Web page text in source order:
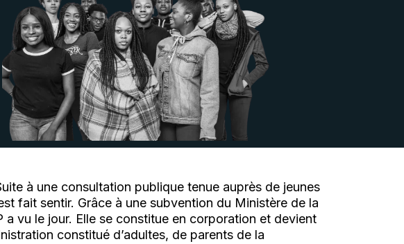
à une consultation publique tenue auprès de jeunes
fait sentir. Grâce à une subvention du Ministère de la
vu le jour. Elle se constitue en corporation et devient
constitué d’adultes, de parents de la